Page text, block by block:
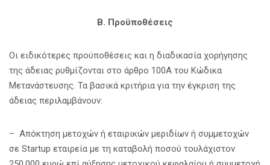
Β. Προϋποθέσεις
Οι ειδικότερες προϋποθέσεις και η διαδικασία χορήγησης
της άδειας ρυθμίζονται στο άρθρο 100Α του Κώδικα
Μετανάστευσης. Τα βασικά κριτήρια για την έγκριση της
άδειας περιλαμβάνουν:
– Απόκτηση μετοχών ή εταιρικών μεριδίων ή συμμετοχών
σε Startup εταιρεία με τη καταβολή ποσού τουλάχιστον